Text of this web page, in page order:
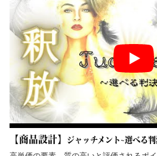
【商品設計】 ジャッチメント~選べる判